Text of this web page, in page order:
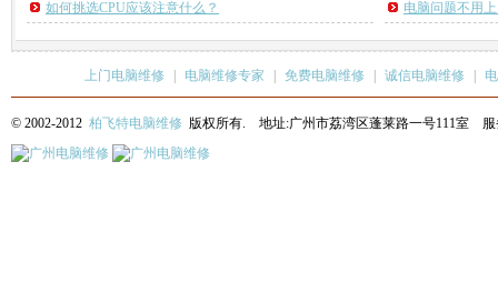
如何挑选CPU应该注意什么？ 电脑问题不用
上门电脑维修 电脑维修专家 免费电脑维修 诚信电脑维修
© 2002-2012 柏飞特电脑维修 版权所有. 地址:广州市荔湾区蓬莱路一号111室 服